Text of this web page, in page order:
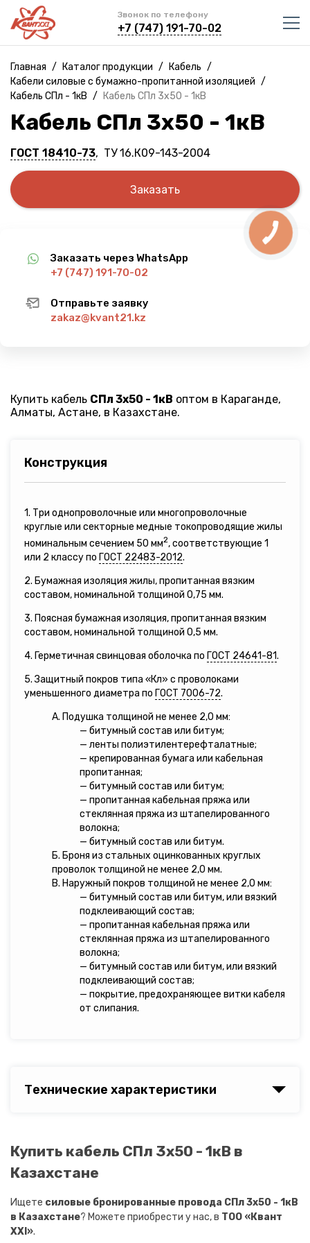
Звонок по телефону
+7 (747) 191-70-02
Главная / Каталог продукции / Кабель /
Кабели силовые с бумажно-пропитанной изоляцией /
Кабель СПл - 1кВ / Кабель СПл 3х50 - 1кВ
Кабель СПл 3х50 - 1кВ
ГОСТ 18410-73, ТУ 16.К09-143-2004
Заказать
Заказать через WhatsApp
+7 (747) 191-70-02
Отправьте заявку
zakaz@kvant21.kz
Купить кабель СПл 3х50 - 1кВ оптом в Караганде,
Алматы, Астане, в Казахстане.
Конструкция
1. Три однопроволочные или многопроволочные
круглые или секторные медные токопроводящие жилы
номинальным сечением 50 мм2, соответствующие 1
или 2 классу по ГОСТ 22483-2012.
2. Бумажная изоляция жилы, пропитанная вязким
составом, номинальной толщиной 0,75 мм.
3. Поясная бумажная изоляция, пропитанная вязким
составом, номинальной толщиной 0,5 мм.
4. Герметичная свинцовая оболочка по ГОСТ 24641-81.
5. Защитный покров типа «Кл» с проволоками
уменьшенного диаметра по ГОСТ 7006-72.
А. Подушка толщиной не менее 2,0 мм:
— битумный состав или битум;
— ленты полиэтилентерефталатные;
— крепированная бумага или кабельная
пропитанная;
— битумный состав или битум;
— пропитанная кабельная пряжа или
стеклянная пряжа из штапелированного
волокна;
— битумный состав или битум.
Б. Броня из стальных оцинкованных круглых
проволок толщиной не менее 2,0 мм.
В. Наружный покров толщиной не менее 2,0 мм:
— битумный состав или битум, или вязкий
подклеивающий состав;
— пропитанная кабельная пряжа или
стеклянная пряжа из штапелированного
волокна;
— битумный состав или битум, или вязкий
подклеивающий состав;
— покрытие, предохраняющее витки кабеля
от слипания.
Технические характеристики
Купить кабель СПл 3х50 - 1кВ в
Казахстане
Ищете силовые бронированные провода СПл 3х50 - 1кВ
в Казахстане? Можете приобрести у нас, в ТОО «Квант
XXI».